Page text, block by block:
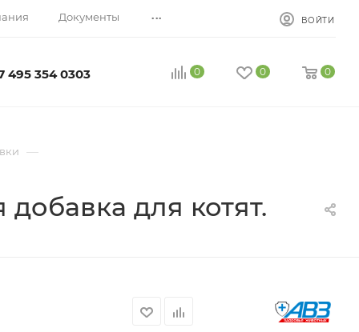
Документы ... ВОЙТИ
495 354 0303 0 0 0
—
для котят.